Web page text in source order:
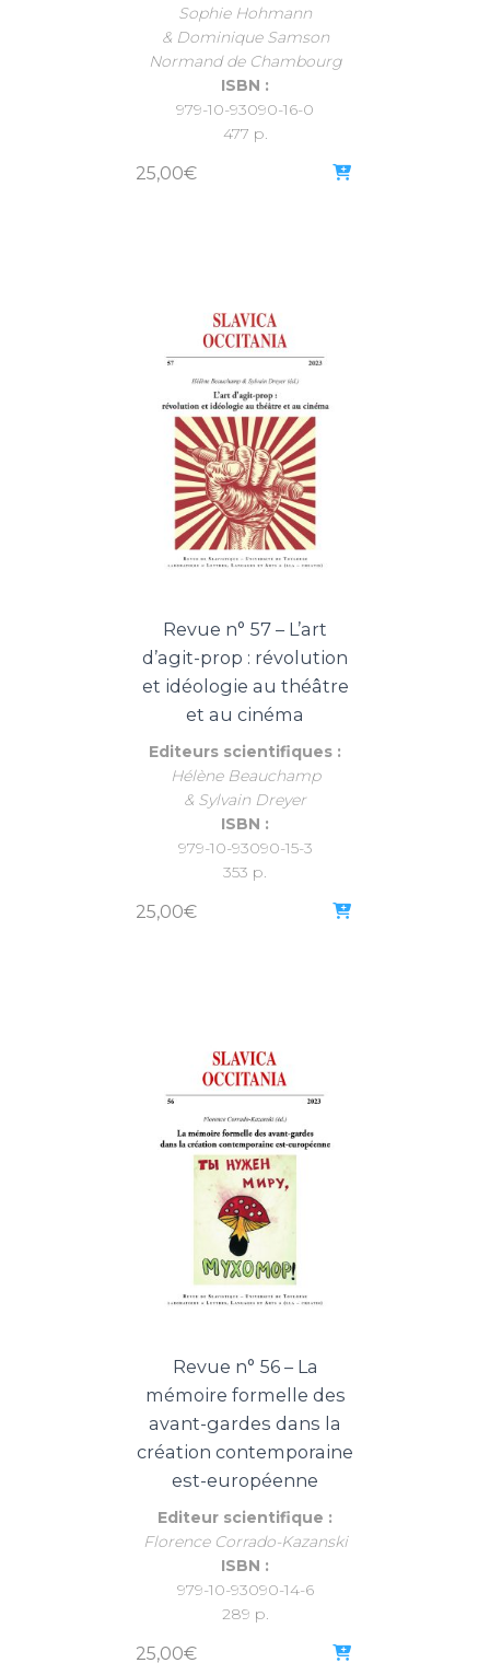
Sophie Hohmann
& Dominique Samson
Normand de Chambourg
ISBN :
979-10-93090-16-0
477 p.
25,00€
Revue n° 57 – L’art
d’agit-prop : révolution
et idéologie au théâtre
et au cinéma
Editeurs scientifiques :
Hélène Beauchamp
& Sylvain Dreyer
ISBN :
979-10-93090-15-3
353 p.
25,00€
Revue n° 56 – La
mémoire formelle des
avant-gardes dans la
création contemporaine
est-européenne
Editeur scientifique :
Florence Corrado-Kazanski
ISBN :
979-10-93090-14-6
289 p.
25,00€